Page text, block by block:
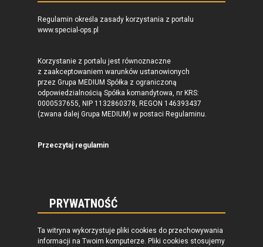
Regulamin określa zasady korzystania z portalu
www.special-ops.pl
Korzystanie z portalu jest równoznaczne
z zaakceptowaniem warunków ustanowionych
przez Grupa MEDIUM Spółka z ograniczoną
odpowiedzialnością Spółka komandytowa, nr KRS:
0000537655, NIP 1132860378, REGON 146393437
(zwana dalej Grupa MEDIUM) w postaci Regulaminu.
Przeczytaj regulamin
PRYWATNOŚĆ
Ta witryna wykorzystuje pliki cookies do przechowywania
informacji na Twoim komputerze. Pliki cookies stosujemy